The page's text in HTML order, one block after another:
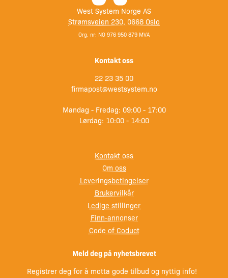
West System Norge AS
Strømsveien 230, 0668 Oslo
Org. nr: NO 976 950 879 MVA
Kontakt oss
22 23 35 00
firmapost@westsystem.no
Mandag - Fredag: 09:00 - 17:00
Lørdag: 10:00 - 14:00
Kontakt oss
Om oss
Leveringsbetingelser
Brukervilkår
Ledige stillinger
Finn-annonser
Code of Coduct
Meld deg på nyhetsbrevet
Registrer deg for å motta gode tilbud og nyttig info!